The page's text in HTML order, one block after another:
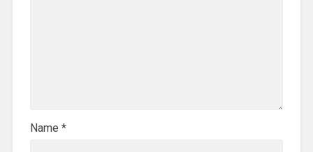
Name *